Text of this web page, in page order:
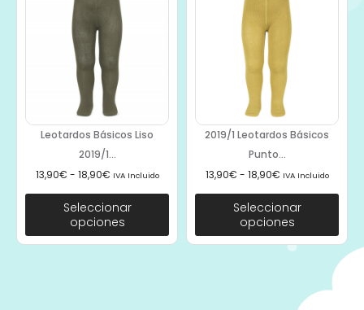
Leotardos Básicos Liso
2019/1...
13,90€ - 18,90€ IVA Incluido
Seleccionar
opciones
2019/1 Leotardos Básicos
Punto...
13,90€ - 18,90€ IVA Incluido
Seleccionar
opciones